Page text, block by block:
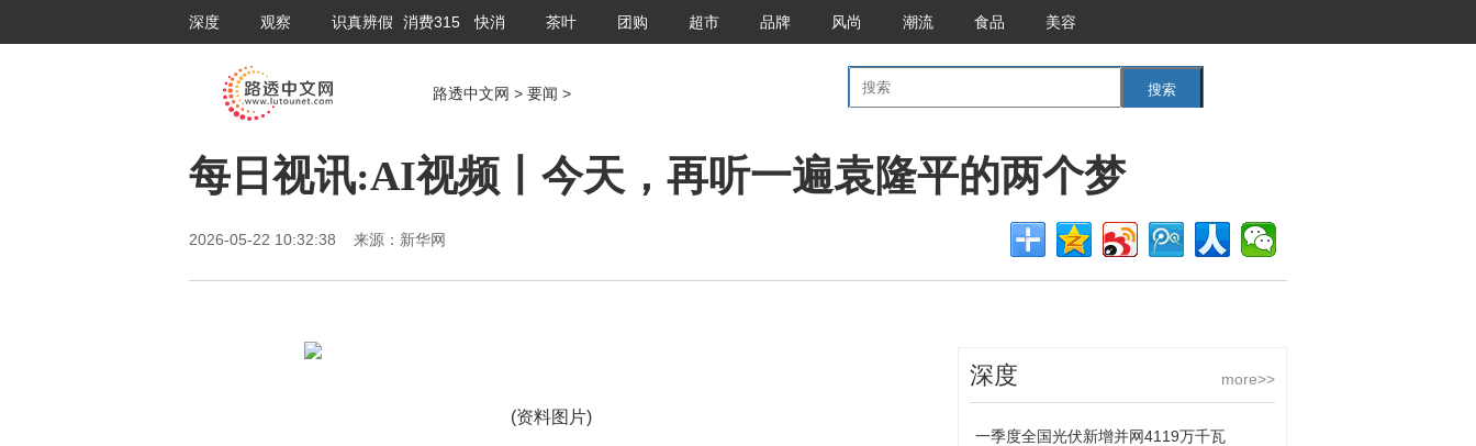
深度 观察 识真辨假 消费315 快消 茶叶 团购 超市 品牌 风尚 潮流 食品 美容
路透中文网 > 要闻 > 搜索
每日视讯:AI视频丨今天，再听一遍袁隆平的两个梦
2026-05-22 10:32:38 来源：新华网
(资料图片)
more>>
深度
一季度全国光伏新增并网4119万千瓦